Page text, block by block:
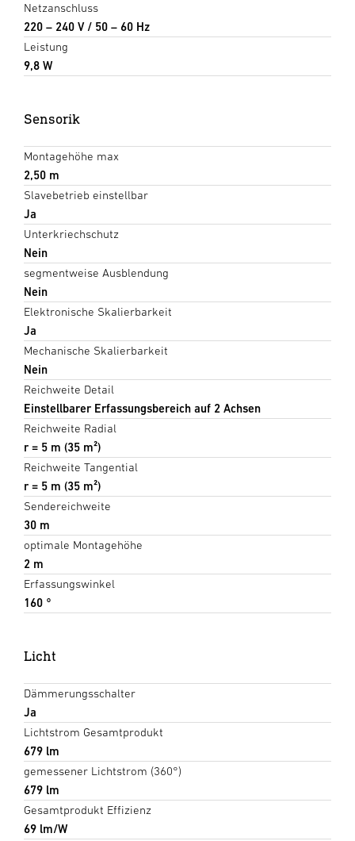
Netzanschluss
220 – 240 V / 50 – 60 Hz
Leistung
9,8 W
Sensorik
Montagehöhe max
2,50 m
Slavebetrieb einstellbar
Ja
Unterkriechschutz
Nein
segmentweise Ausblendung
Nein
Elektronische Skalierbarkeit
Ja
Mechanische Skalierbarkeit
Nein
Reichweite Detail
Einstellbarer Erfassungsbereich auf 2 Achsen
Reichweite Radial
r = 5 m (35 m²)
Reichweite Tangential
r = 5 m (35 m²)
Sendereichweite
30 m
optimale Montagehöhe
2 m
Erfassungswinkel
160 °
Licht
Dämmerungsschalter
Ja
Lichtstrom Gesamtprodukt
679 lm
gemessener Lichtstrom (360°)
679 lm
Gesamtprodukt Effizienz
69 lm/W